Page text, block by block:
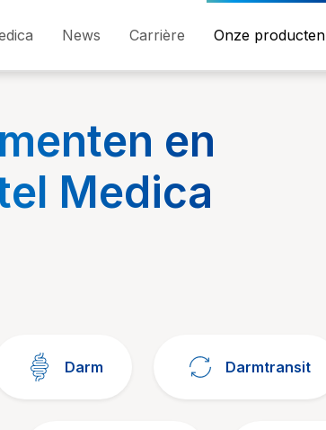
News Carrière Onze producten
en
Medica
Darm Darmtransit